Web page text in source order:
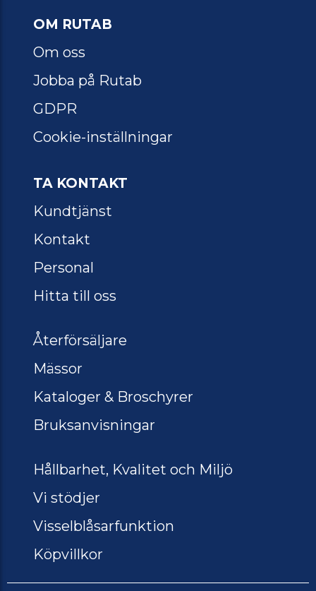
OM RUTAB
Om oss
Jobba på Rutab
GDPR
Cookie-inställningar
TA KONTAKT
Kundtjänst
Kontakt
Personal
Hitta till oss
Återförsäljare
Mässor
Kataloger & Broschyrer
Bruksanvisningar
Hållbarhet, Kvalitet och Miljö
Vi stödjer
Visselblåsarfunktion
Köpvillkor